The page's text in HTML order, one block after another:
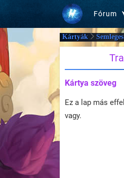
Fórum
Kártyák Semleges
Kártya szöveg
Ez a lap más
vagy.